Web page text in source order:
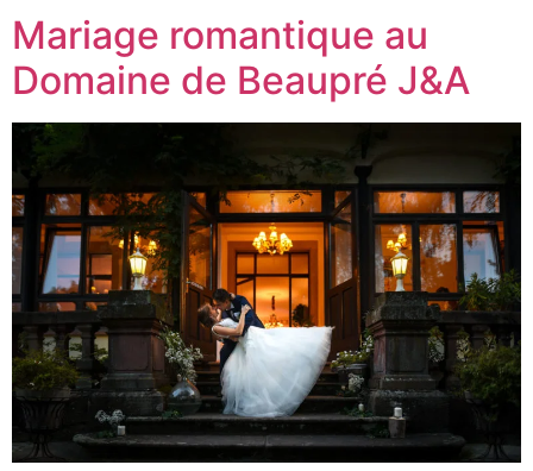
Mariage romantique au
Domaine de Beaupré J&A